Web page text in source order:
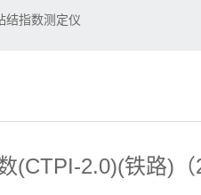
结指数测定仪
(CTPI-2.0)(铁路)